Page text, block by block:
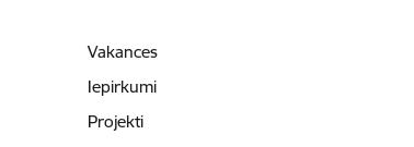
Vakances
Iepirkumi
Projekti